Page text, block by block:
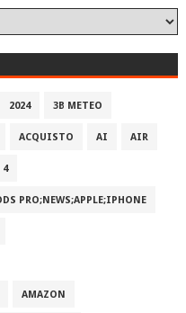
2024 3B METEO
ACQUISTO AI AIR
4
PRO;NEWS;APPLE;IPHONE
AMAZON